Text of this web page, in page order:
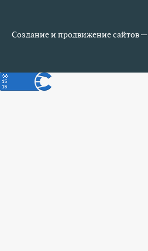
Создание и продвижение сайтов —